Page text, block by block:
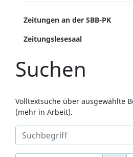
Zeitungen an der SBB-PK
Zeitungslesesaal
Suchen
Volltextsuche über ausgewählte
(mehr in Arbeit).